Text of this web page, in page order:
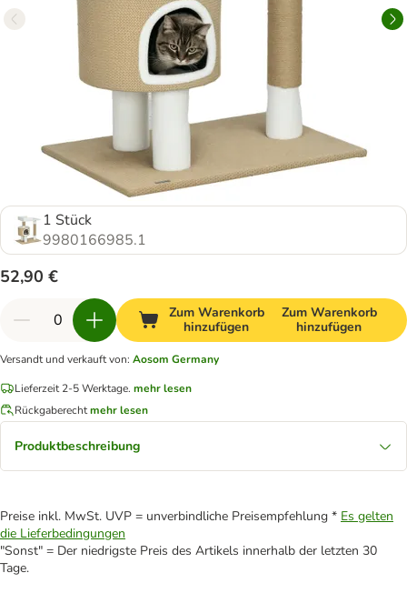
1 Stück
9980166985.1
52,90 €
Zum Warenkorb
hinzufügen
Zum Warenkorb
hinzufügen
Versandt und verkauft von: Aosom Germany
Lieferzeit 2-5 Werktage. mehr lesen
Rückgaberechtmehr lesen
Produktbeschreibung
Preise inkl. MwSt. UVP = unverbindliche Preisempfehlung * Es gelten
die Lieferbedingungen
"Sonst" = Der niedrigste Preis des Artikels innerhalb der letzten 30
Tage.